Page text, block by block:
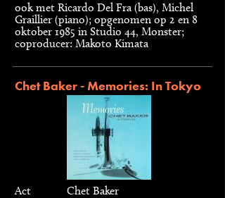
ook met Ricardo Del Fra (bas), Michel
Graillier (piano); opgenomen op 2 en 8
oktober 1985 in Studio 44, Monster;
coproducer: Makoto Kimata
Chet Baker - Memories: In Tokyo
Act
Chet Baker